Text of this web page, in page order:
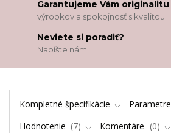
Garantujeme Vám originalitu
výrobkov a spokojnosť s kvalitou
Neviete si poradiť?
Napíšte nám
Kompletné špecifikácie
Parametre
Hodnotenie
7 Komentáre 0